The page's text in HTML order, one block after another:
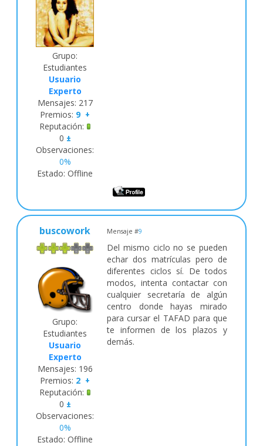
Grupo:
Estudiantes
Usuario
Experto
Mensajes: 217
Premios: 9 +
Reputación:
0 ±
Observaciones:
0%
Estado: Offline
buscowork Mensaje #9
Grupo:
Estudiantes
Usuario
Experto
Mensajes: 196
Premios: 2 +
Reputación:
0 ±
Observaciones:
0%
Estado: Offline
Del mismo ciclo no se pueden
echar dos matrículas pero de
diferentes ciclos sí. De todos
modos, intenta contactar con
cualquier secretaría de algún
centro donde hayas mirado
para cursar el TAFAD para que
te informen de los plazos y
demás.